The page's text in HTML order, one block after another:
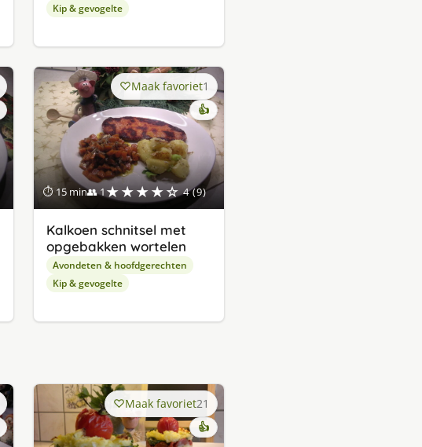
Kip & gevogelte
⏱ 15 min👥 1★★★★☆ 4 (9)
Maak favoriet1
👍
Kalkoen schnitsel met
opgebakken wortelen
Avondeten & hoofdgerechten
Kip & gevogelte
Maak favoriet21
👍